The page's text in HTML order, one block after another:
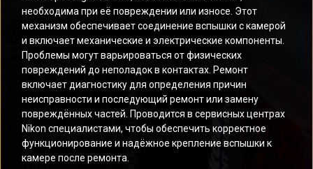
необходима при её повреждении или износе. Этот
механизм обеспечивает соединение вспышки с камерой
и включает механические и электрические компоненты.
Проблемы могут варьироваться от физических
повреждений до неполадок в контактах. Ремонт
включает диагностику для определения причин
неисправности и последующий ремонт или замену
повреждённых частей. Проводится в сервисных центрах
Nikon специалистами, чтобы обеспечить корректное
функционирование и надёжное крепление вспышки к
камере после ремонта.